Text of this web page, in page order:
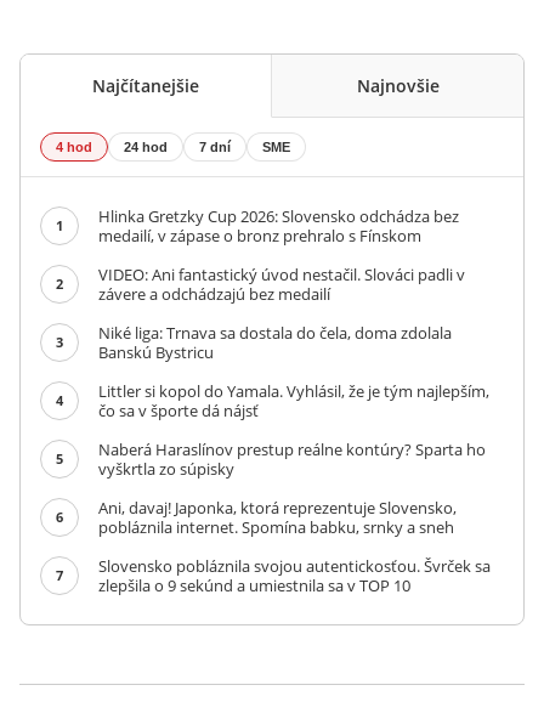
Najčítanejšie Najnovšie
4 hod 24 hod 7 dní SME
1
Hlinka Gretzky Cup 2026: Slovensko odchádza bez
medailí, v zápase o bronz prehralo s Fínskom
2
VIDEO: Ani fantastický úvod nestačil. Slováci padli v
závere a odchádzajú bez medailí
3
Niké liga: Trnava sa dostala do čela, doma zdolala
Banskú Bystricu
4
Littler si kopol do Yamala. Vyhlásil, že je tým najlepším,
čo sa v športe dá nájsť
5
Naberá Haraslínov prestup reálne kontúry? Sparta ho
vyškrtla zo súpisky
6
Ani, davaj! Japonka, ktorá reprezentuje Slovensko,
pobláznila internet. Spomína babku, srnky a sneh
7
Slovensko pobláznila svojou autentickosťou. Švrček sa
zlepšila o 9 sekúnd a umiestnila sa v TOP 10